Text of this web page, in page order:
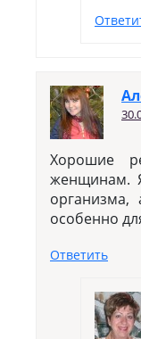
Хорошие
женщинам.
особенно
Ответить